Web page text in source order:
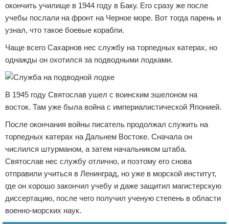
окончить училище в 1944 году в Баку. Его сразу же после
учебы послали на фронт на Черное море. Вот тогда парень и
узнал, что такое боевые корабли.
Чаще всего Сахарнов нес службу на торпедных катерах, но
однажды он охотился за подводными лодками.
В 1945 году Святослав ушел с воинским эшелоном на
восток. Там уже была война с империалистической Японией.
После окончания войны писатель продолжал служить на
торпедных катерах на Дальнем Востоке. Сначала он
числился штурманом, а затем начальником штаба.
Святослав нес службу отлично, и поэтому его снова
отправили учиться в Ленинград, но уже в морской институт,
где он хорошо закончил учебу и даже защитил магистерскую
диссертацию, после чего получил ученую степень в области
военно-морских наук.